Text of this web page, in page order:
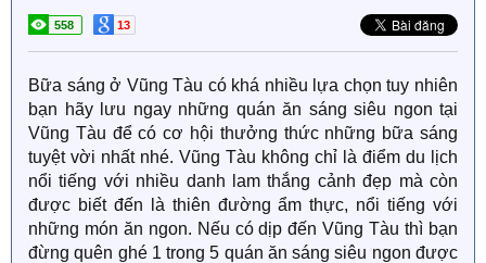
558 13
Bữa sáng ở Vũng Tàu có khá nhiều lựa chọn tuy nhiên
bạn hãy lưu ngay những quán ăn sáng siêu ngon tại
Vũng Tàu để có cơ hội thưởng thức những bữa sáng
tuyệt vời nhất nhé. Vũng Tàu không chỉ là điểm du lịch
nổi tiếng với nhiều danh lam thắng cảnh đẹp mà còn
được biết đến là thiên đường ẩm thực, nổi tiếng với
những món ăn ngon. Nếu có dịp đến Vũng Tàu thì bạn
đừng quên ghé 1 trong 5 quán ăn sáng siêu ngon được